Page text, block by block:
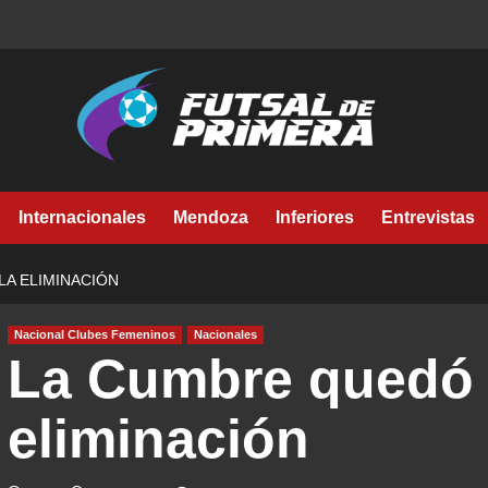
Internacionales Mendoza Inferiores Entrevistas
ELIMINACIÓN
Nacional Clubes Femeninos Nacionales
La Cumbre
eliminación